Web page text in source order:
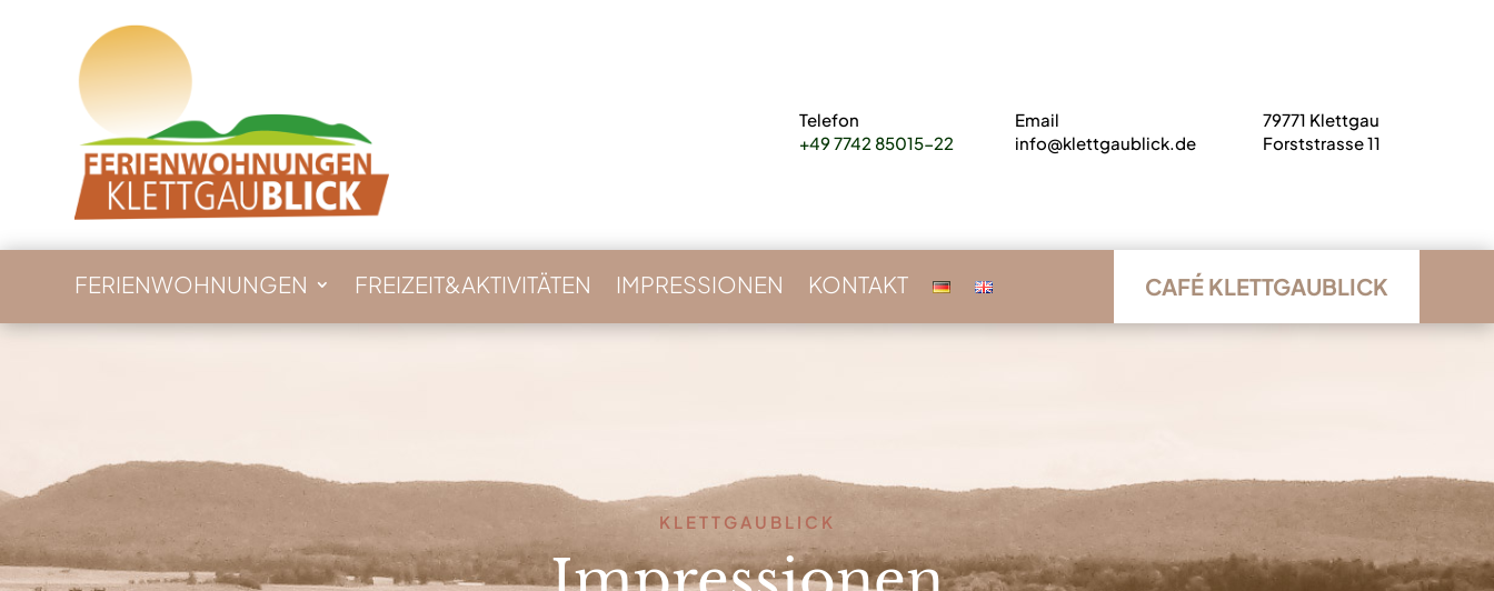
Telefon
+49 7742 85015-22
Email
info@klettgaublick.de
79771 Klettgau
Forststrasse 11
FERIENWOHNUNGEN FREIZEIT&AKTIVITÄTEN IMPRESSIONEN KONTAKT CAFÉ KLETTGAUBLICK
KLETTGAUBLICK